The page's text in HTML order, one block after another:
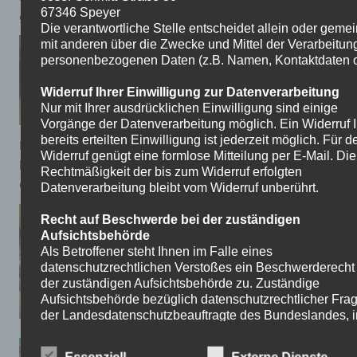
gut zu recht.
Auf das Bild drücken, um das
Interview zu starten.
Der Leiter der Gruppe war Herr Hofen. In den
kommenden Tagen werden die neuen Kettcars in der
GTS benutzt.
67346 Speyer
Die verantwortliche Stelle entscheidet allein oder
mit anderen über die Zwecke und Mittel der
personenbezogenen Daten (z.B. Namen, Kontaktdaten
Widerruf Ihrer Einwilligung zur Datenverarbeitung
Nur mit Ihrer ausdrücklichen Einwilligung sind einige
Vorgänge der Datenverarbeitung möglich. Ein Widerruf
bereits erteilten Einwilligung ist jederzeit möglich. Für
Widerruf genügt eine formlose Mitteilung per E-Mail. Die
Rechtmäßigkeit der bis zum Widerruf erfolgten
Datenverarbeitung bleibt vom Widerruf unberührt.
Recht auf Beschwerde bei der zuständigen
Aufsichtsbehörde
Als Betroffener steht Ihnen im Falle eines
datenschutzrechtlichen Verstoßes ein
der zuständigen Aufsichtsbehörde zu. Zuständige
Aufsichtsbehörde bezüglich datenschutzrechtlicher
der Landesdatenschutzbeauftragte des Bundeslandes,
Link stellt eine Liste der Datenschutzbeauftragten